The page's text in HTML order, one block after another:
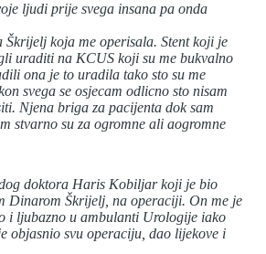
ljudi prije svega insana pa onda
koja me operisala. Stent koji je
uraditi na KCUS koji su me bukvalno
ona je to uradila tako sto su me
svega se osjecam odlicno sto nisam
Njena briga za pacijenta dok sam
stvarno su za ogromne ali aogromne
doktora Haris Kobiljar koji je bio
Dinarom Škrijelj, na operaciji. On me je
i ljubazno u ambulanti Urologije iako
objasnio svu operaciju, dao lijekove i